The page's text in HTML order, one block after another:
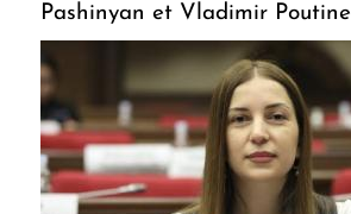
Pashinyan et Vladimir Poutine